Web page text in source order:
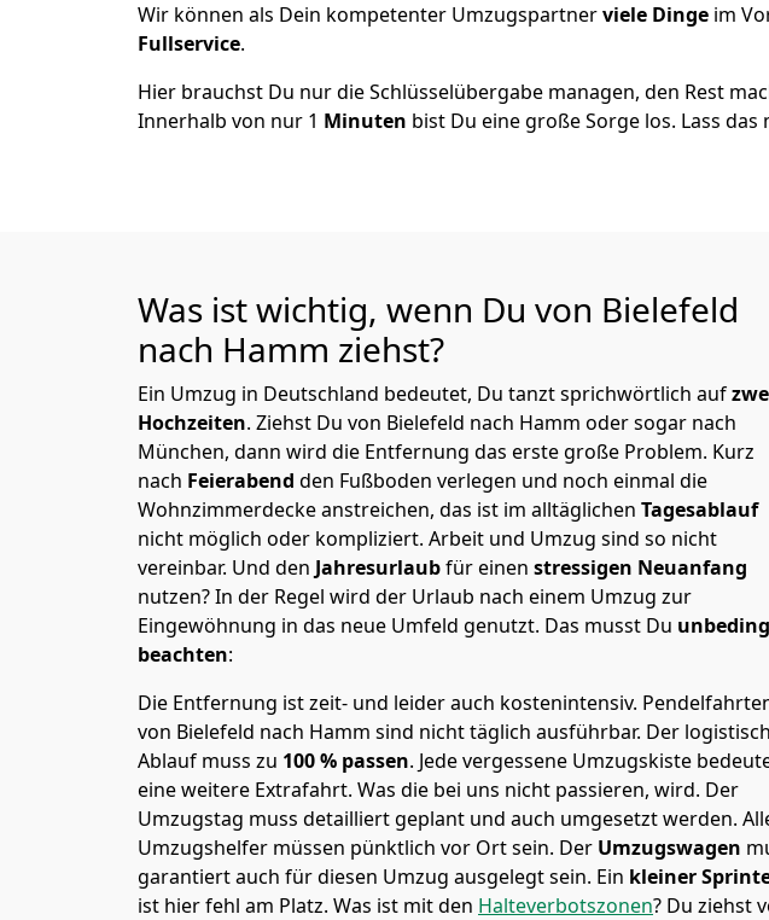
Wir können als Dein kompetenter Umzugspartnerviele Dinge im
Fullservice.
Hier brauchst Du nur die Schlüsselübergabe managen, den Rest
Innerhalb von nur 1 Minuten bist Du eine große Sorge los. Lass
Was ist wichtig, wenn Du von Bielefeld
nach Hamm ziehst?
Ein Umzug in Deutschland bedeutet, Du tanzt sprichwörtlich auf
Hochzeiten. Ziehst Du von Bielefeld nach Hamm oder sogar nach
München, dann wird die Entfernung das erste große Problem. Kurz
nach Feierabend den Fußboden verlegen und noch einmal die
Wohnzimmerdecke anstreichen, das ist im alltäglichen Tagesablauf
nicht möglich oder kompliziert. Arbeit und Umzug sind so nicht
vereinbar. Und den Jahresurlaubfür einen stressigen Neuanfang
nutzen? In der Regel wird der Urlaub nach einem Umzug zur
Eingewöhnung in das neue Umfeld genutzt. Das musst Du
beachten:
Die Entfernung ist zeit- und leider auch kostenintensiv.
von Bielefeld nach Hamm sind nicht täglich ausführbar. Der
Ablauf muss zu 100 % passen. Jede vergessene Umzugskiste
eine weitere Extrafahrt. Was die bei uns nicht passieren, wird. Der
Umzugstag muss detailliert geplant und auch umgesetzt werden.
Umzugshelfer müssen pünktlich vor Ort sein. Der Umzugswagen
garantiert auch für diesen Umzug ausgelegt sein. Ein kleiner
ist hier fehl am Platz. Was ist mit den Halteverbotszonen? Du ziehst